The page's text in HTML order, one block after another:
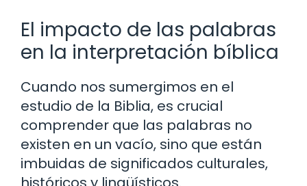
El impacto de las palabras
en la interpretación bíblica
Cuando nos sumergimos en el
estudio de la Biblia, es crucial
comprender que las palabras no
existen en un vacío, sino que están
imbuidas de significados culturales,